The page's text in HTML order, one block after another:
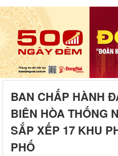
BAN CHẤP HÀNH
BIÊN HÒA THỐNG
SẮP XẾP 17 KHU
PHỐ